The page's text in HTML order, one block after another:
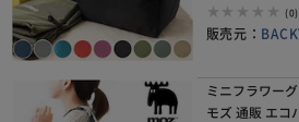
(0)
販売元：
ミニフラワー
モズ 通販 エコ